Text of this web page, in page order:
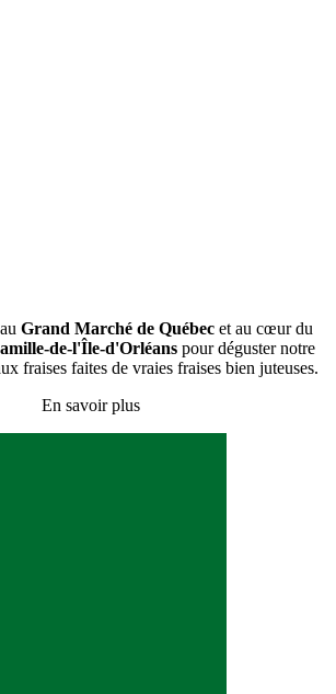
Grand Marché de Québecet au cœur du
de-l'Île-d'Orléans pour déguster notre
fraises faites de vraies fraises bien juteuses.
En savoir plus